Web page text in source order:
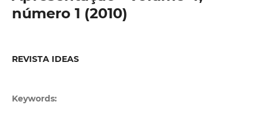
número 1 (2010)
REVISTA IDEAS
Keywords: